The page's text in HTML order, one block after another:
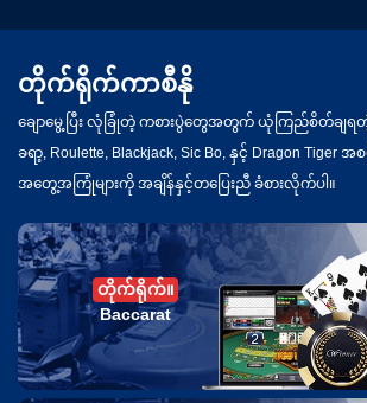
တိုက်ရိုက်ကာစီနို
ချောမွေ့ပြီး လုံခြုံတဲ့ ကစားပွဲတွေအတွက် ယုံကြည်စိတ်ချရတဲ့
ခရာ့, Roulette, Blackjack, Sic Bo, နှင့် Dragon
အတွေ့အကြုံများကို အချိန်နှင့်တပြေးညီ ခံစားလိုက်ပါ။
တိုက်ရိုက်။
Baccarat